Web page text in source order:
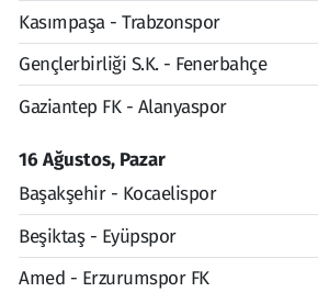
Kasımpaşa - Trabzonspor
Gençlerbirliği S.K. - Fenerbahçe
Gaziantep FK - Alanyaspor
16 Ağustos, Pazar
Başakşehir - Kocaelispor
Beşiktaş - Eyüpspor
Amed - Erzurumspor FK